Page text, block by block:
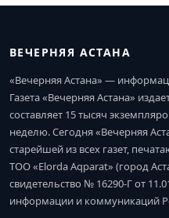
ВЕЧЕРНЯЯ АСТАНА
«Вечерняя Астана» —
Газета «Вечерняя Астана»
составляет 15 тысяч
неделю. Сегодня «Вечерняя
старейшей из всех газет,
ТОО «Elorda Aqparat» (город
свидетельство № 16290-Г от
информации и коммуникаций